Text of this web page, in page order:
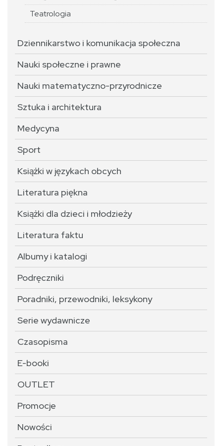
Teatrologia
Dziennikarstwo i komunikacja społeczna
Nauki społeczne i prawne
Nauki matematyczno-przyrodnicze
Sztuka i architektura
Medycyna
Sport
Książki w językach obcych
Literatura piękna
Książki dla dzieci i młodzieży
Literatura faktu
Albumy i katalogi
Podręczniki
Poradniki, przewodniki, leksykony
Serie wydawnicze
Czasopisma
E-booki
OUTLET
Promocje
Nowości